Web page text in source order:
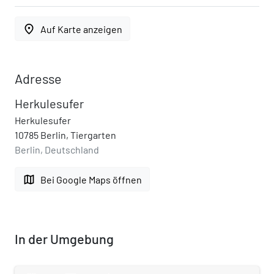
place Auf Karte anzeigen
Adresse
Herkulesufer
Herkulesufer
10785 Berlin, Tiergarten
Berlin, Deutschland
map Bei Google Maps öffnen
In der Umgebung